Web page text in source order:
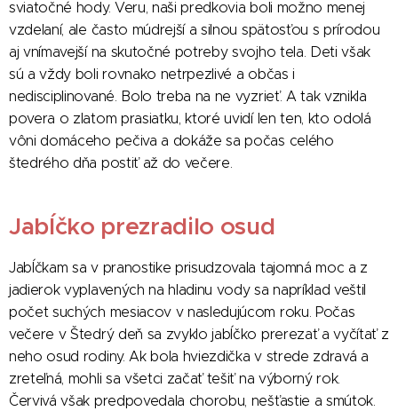
sviatočné hody. Veru, naši predkovia boli možno menej
vzdelaní, ale často múdrejší a silnou spätosťou s prírodou
aj vnímavejší na skutočné potreby svojho tela. Deti však
sú a vždy boli rovnako netrpezlivé a občas i
nedisciplinované. Bolo treba na ne vyzrieť. A tak vznikla
povera o zlatom prasiatku, ktoré uvidí len ten, kto odolá
vôni domáceho pečiva a dokáže sa počas celého
štedrého dňa postiť až do večere.
Jabĺčko prezradilo osud
Jabĺčkam sa v pranostike prisudzovala tajomná moc a z
jadierok vyplavených na hladinu vody sa napríklad veštil
počet suchých mesiacov v nasledujúcom roku. Počas
večere v Štedrý deň sa zvyklo jabĺčko prerezať a vyčítať z
neho osud rodiny. Ak bola hviezdička v strede zdravá a
zreteľná, mohli sa všetci začať tešiť na výborný rok.
Červivá však predpovedala chorobu, nešťastie a smútok.